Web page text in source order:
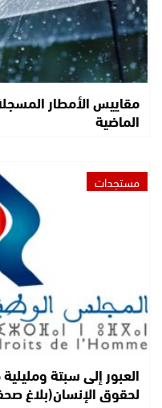
الماضية
مستجدات
العبور إلى سبتة
لحقوق الإنسان(بلاغ